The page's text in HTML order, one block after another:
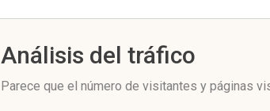
Análisis del tráfico
Parece que el número de visitantes y páginas